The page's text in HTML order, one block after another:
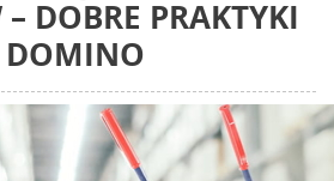
DOBRE PRAKTYKI